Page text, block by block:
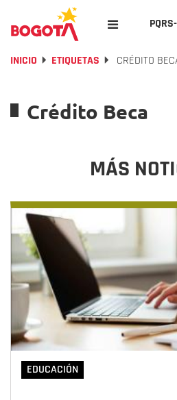
PQRS-
INICIO ETIQUETAS CRÉDITO
Crédito Beca
MÁS
EDUCACIÓN